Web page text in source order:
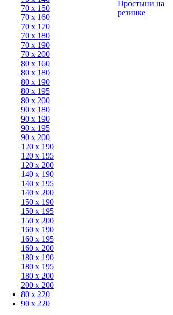
70 х 150
70 х 160
70 х 170
70 х 180
70 х 190
70 х 200
80 х 160
80 х 180
80 x 190
80 х 195
80 х 200
90 х 180
90 х 190
90 х 195
90 х 200
120 х 190
120 х 195
120 х 200
140 х 190
140 х 195
140 х 200
150 х 190
150 х 195
150 х 200
160 х 190
160 х 195
160 х 200
180 х 190
180 х 195
180 х 200
200 х 200
80 x 220
90 x 220
Простыни на
резинке